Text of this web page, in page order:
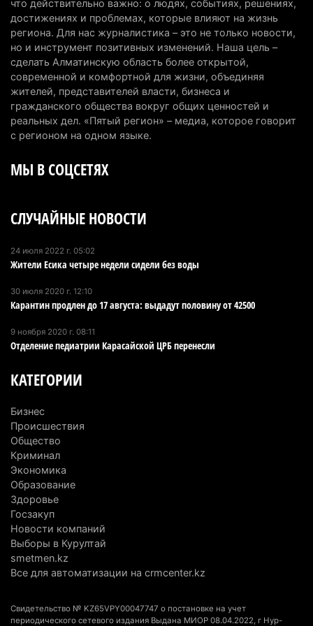
Партия «Әділет» предложила превратить
университеты в центры технологий и новых
рабочих мест
4 августа 2026 г. 15:11
В Алматинской области назначили нового
председателя административного суда
В Алматинской области второй день не могут
4 августа 2026 г. 13:02
В Алматы приостановили лицензии 350
строительным компаниям
В команде акима Алатау новое назначение: кто
возглавил аппарат города
4 августа 2026 г. 11:40
Выборы в Курултай: Алматинская область вошла
количеством избирателей
4 августа 2026 г. 09:09
«От экспорта сырья - к сложным
производствам»: партия «Әділет» представила в
Актобе план диверсификации
3 августа 2026 г. 20:46
Солдат-срочник выпал из окна четвертого этажа
казармы в Конаеве
Спустя 78 лет тигр вновь вернулся в дикую
что действительно важно: о людях, событиях, решениях,
достижениях и проблемах, которые влияют на жизнь
региона. Для нас журналистика – это не только новости,
но и инструмент позитивных изменений. Наша цель –
сделать Алматинскую область более открытой,
современной и комфортной для жизни, объединяя
жителей, представителей власти, бизнеса и
гражданского общества вокруг общих ценностей и
реальных дел. «Пятый регион» – медиа, которое говорит
с регионом на одном языке.
МЫ В СОЦСЕТЯХ
СЛУЧАЙНЫЕ НОВОСТИ
24 июля 2022 г. 05:02
Жители Есика четыре недели сидели без воды
30 июля 2020 г. 12:10
Карантин продлен до 17 августа: выдадут половину от 42500
9 ноября 2020 г. 08:11
Отделение педиатрии Карасайской ЦРБ перенесли
КАТЕГОРИИ
Бизнес
Происшествия
Общество
Криминал
Экономика
Образование
Здоровье
Госзакуп
Новости компаний
Выборы в Курултай
smetmen.kz
Все для автоматизации на crmcenter.kz
Свидетельство № KZ65VPY00047747 о постановке на учет
периодического сетевого издания Выдана МИОР 08.04.2022, г Нур-